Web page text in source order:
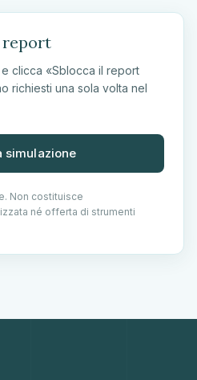
report
clicca «Sblocca il report
richiesti una sola volta nel
simulazione
Non costituisce
né offerta di strumenti